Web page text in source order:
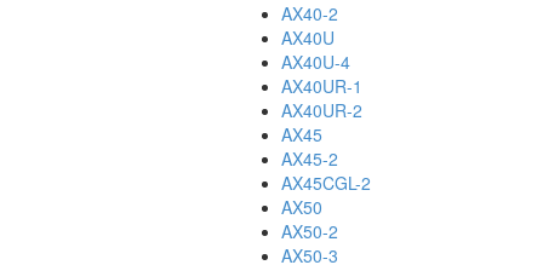
AX40-2
AX40U
AX40U-4
AX40UR-1
AX40UR-2
AX45
AX45-2
AX45CGL-2
AX50
AX50-2
AX50-3